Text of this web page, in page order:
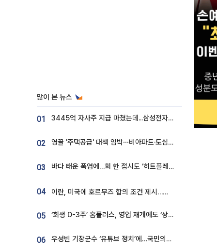
많이 본 뉴스
01 3445억 자사주 지급 마쳤는데...삼성전자 DX노조, 뒤늦은 '떼쓰기 집회'
02 영끌 '주택공급' 대책 임박⋯비아파트·도심복합까지 총동원
03 바다 태운 폭염에…회 한 접시도 ‘히트플레이션’
04 이란, 미국에 호르무즈 합의 조건 제시…美 “경기 아직 안 끝나” [종합]
05 ‘회생 D-3주’ 홈플러스, 영업 재개에도 ‘상품 공급망’ 복구가 생존 관건
06 우성빈 기장군수 ‘유튜브 정치’에…국민의힘 군의원들 집단 반발